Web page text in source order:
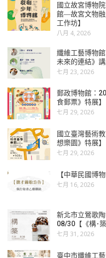
國立故宮博物
館―故宮文物融
工作坊】
八月 4, 2026
纖維工藝博物
未來的連結》講
七月 23, 2026
郵政博物館：
食郵票》特展】
七月 29, 2026
國立臺灣藝術
想樂園》特展】
七月 29, 2026
【中華民國博
七月 16, 2026
新北市立鶯歌
08/30【《構･
七月 31, 2026
臺中市纖維工